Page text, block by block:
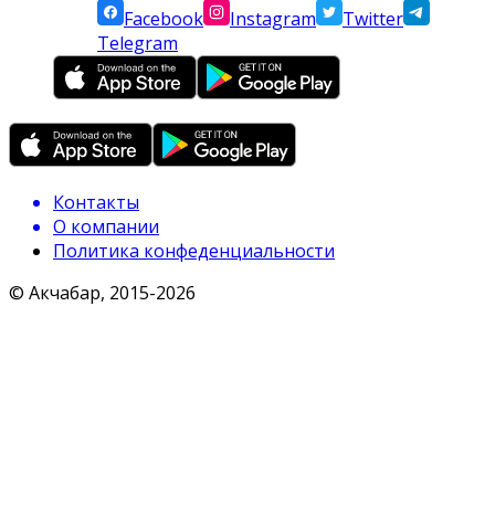
Facebook
Instagram
Twitter
Telegram
Контакты
О компании
Политика конфеденциальности
© Акчабар, 2015-2026